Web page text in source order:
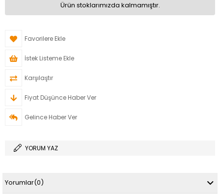
Ürün stoklarımızda kalmamıştır.
Favorilere Ekle
İstek Listeme Ekle
Karşılaştır
Fiyat Düşünce Haber Ver
Gelince Haber Ver
YORUM YAZ
Yorumlar(0)